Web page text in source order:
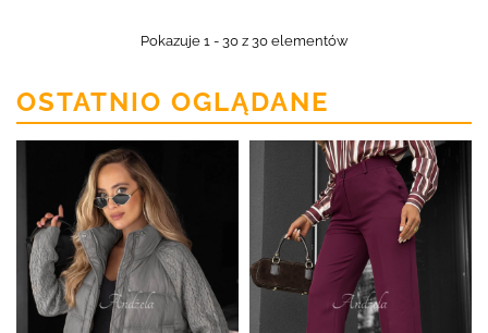
Pokazuje 1 - 30 z 30 elementów
OSTATNIO OGLĄDANE